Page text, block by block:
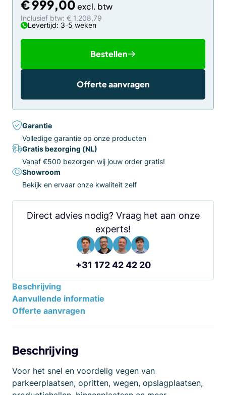
€999,00
Inclusief btw: € 1.208,79
Levertijd: 3-5 weken
Bestellen
Offerte aanvragen
Garantie
Volledige garantie op onze producten
Gratis bezorging (NL)
Vanaf €500 bezorgen wij jouw order gratis!
Showroom
Bekijk en ervaar onze kwaliteit zelf
Direct advies nodig? Vraag het aan onze
experts!
+31 172 42 42 20
Beschrijving
Aanvullende informatie
Offerte aanvragen
Beschrijving
Voor het snel en voordelig vegen van
parkeerplaatsen, opritten, wegen, opslagplaatsen,